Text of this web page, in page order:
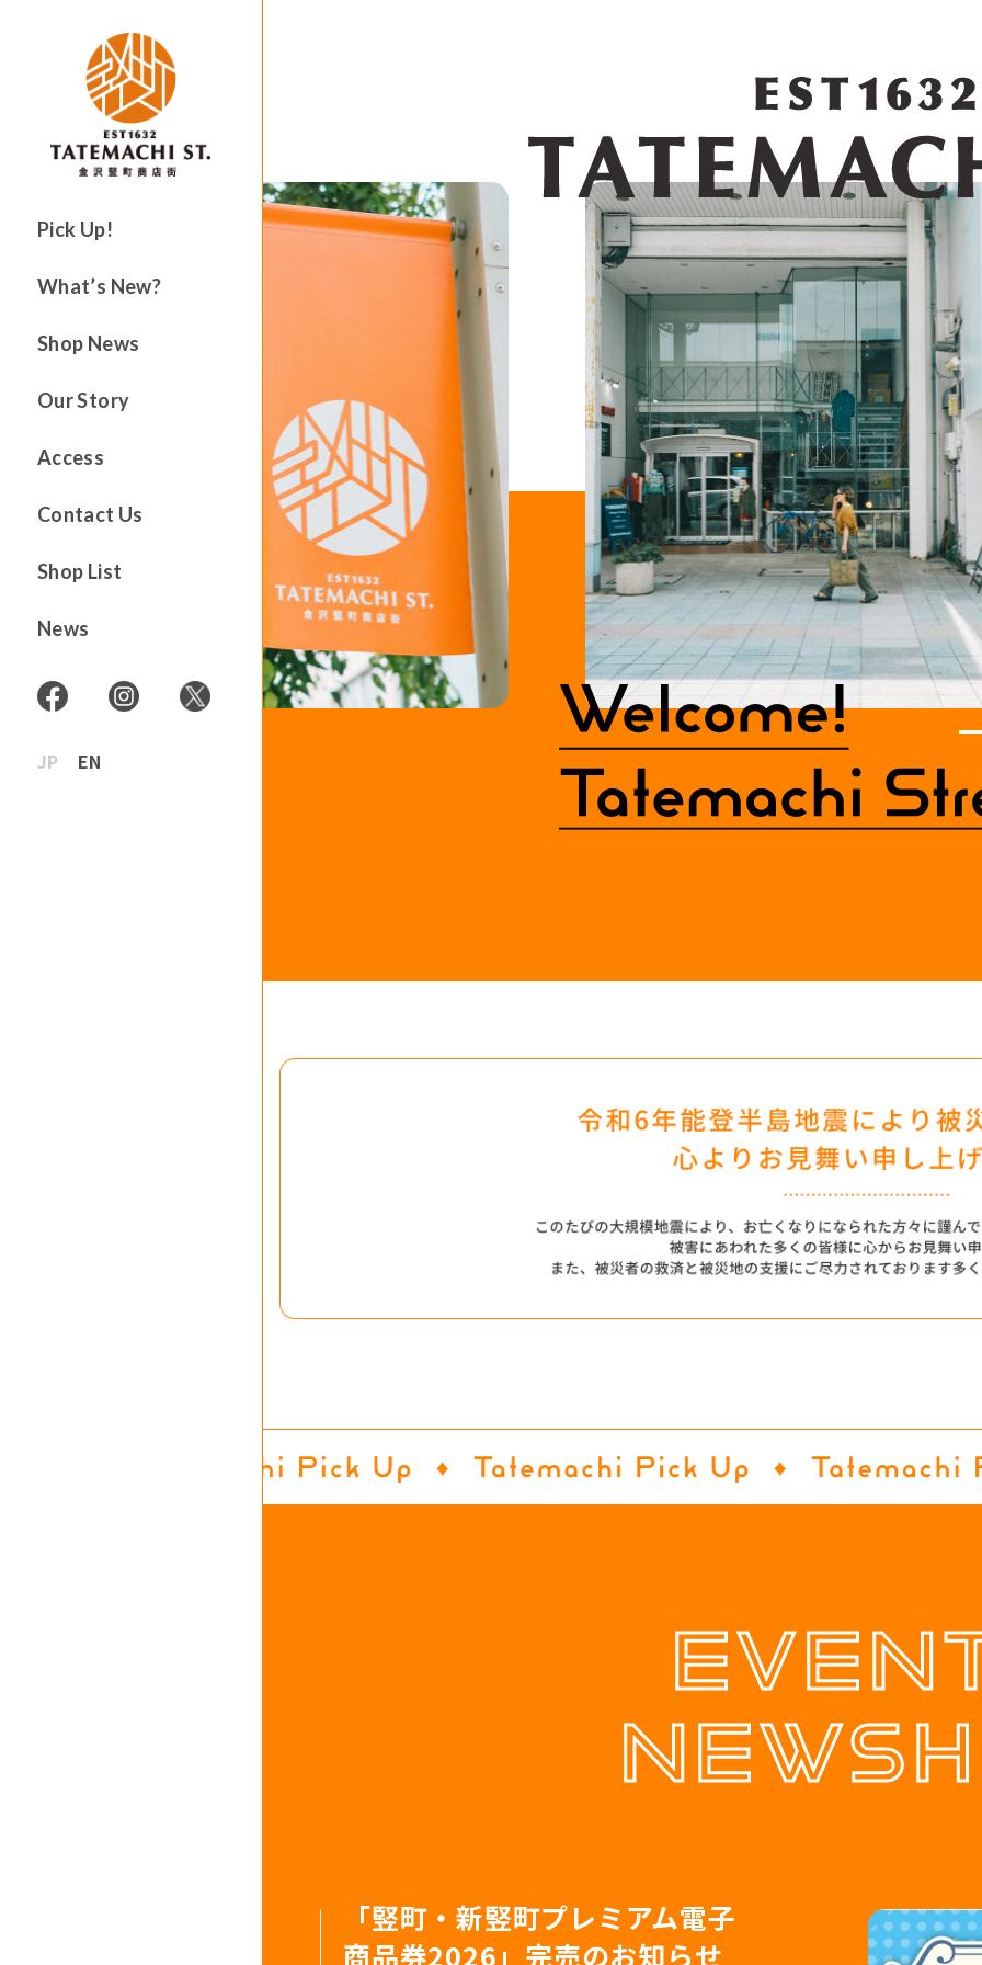
Pick Up!
What’s New?
Shop News
Our Story
Access
Contact Us
Shop List
News
JP EN
SALOWIN金沢店
【出店店舗発表】8/8(土)「888
竪町ナイトマーケット＆ビアガ
8/8(土)「888 竪町ナイトマーケ
ット＆ビアガーデン」開催！
「竪町・新竪町プレミアム電子
商品券2026」完売のお知らせ
SMOKE CAFE
SALOWIN金沢店
【出店店舗発表】8/8(土)「888
竪町ナイトマーケット＆ビアガ